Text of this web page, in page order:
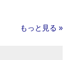
もっと見る »